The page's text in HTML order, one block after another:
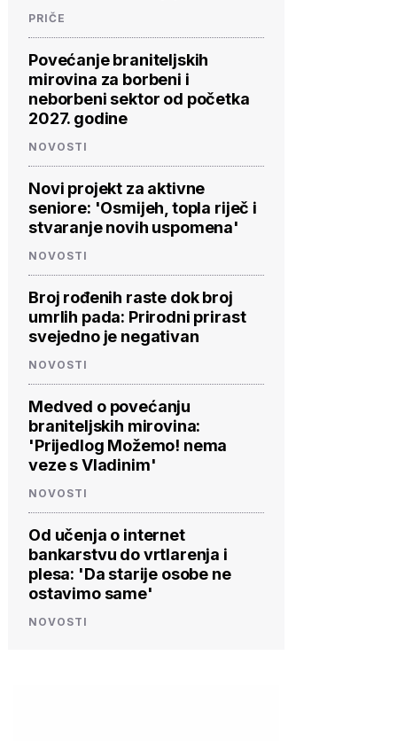
PRIČE
Povećanje braniteljskih
mirovina za borbeni i
neborbeni sektor od početka
2027. godine
NOVOSTI
Novi projekt za aktivne
seniore: 'Osmijeh, topla riječ i
stvaranje novih uspomena'
NOVOSTI
Broj rođenih raste dok broj
umrlih pada: Prirodni prirast
svejedno je negativan
NOVOSTI
Medved o povećanju
braniteljskih mirovina:
'Prijedlog Možemo! nema
veze s Vladinim'
NOVOSTI
Od učenja o internet
bankarstvu do vrtlarenja i
plesa: 'Da starije osobe ne
ostavimo same'
NOVOSTI